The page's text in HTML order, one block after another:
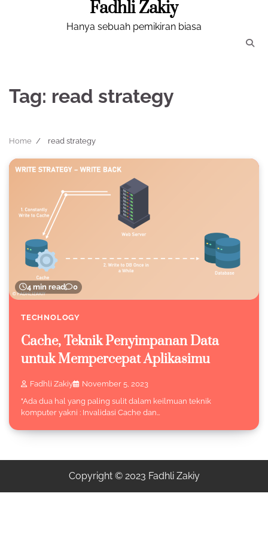
Fadhli Zakiy
Hanya sebuah pemikiran biasa
Tag: read strategy
Home read strategy
4 min read 0
TECHNOLOGY
Cache, Teknik Penyimpanan Data
untuk Mempercepat Aplikasimu
Fadhli Zakiy
November 5, 2023
"Ada dua hal yang paling sulit dalam keilmuan teknik
komputer yakni : Invalidasi Cache dan…